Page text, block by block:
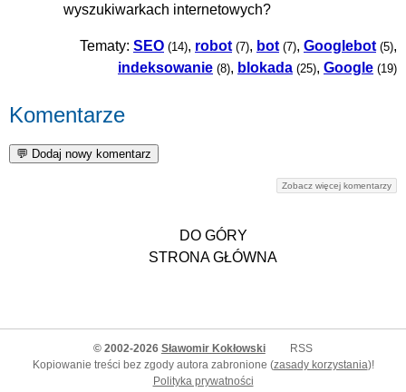
wyszukiwarkach internetowych?
Tematy: SEO (14), robot (7), bot (7), Googlebot (5),
indeksowanie (8), blokada (25), Google (19)
Komentarze
Zobacz więcej komentarzy
DO GÓRY
STRONA GŁÓWNA
© 2002-2026 Sławomir Kokłowski
RSS
Kopiowanie treści bez zgody autora zabronione (zasady korzystania)!
Polityka prywatności